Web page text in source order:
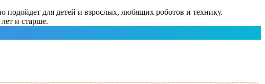
для детей и взрослых, любящих роботов и технику.
и старше.